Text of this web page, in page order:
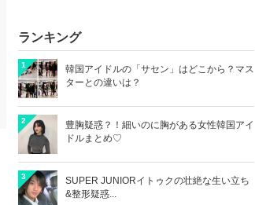
ランキング
1
韓国アイドルの「サセン」はどこから？マス
ターとの違いは？
2
豊胸疑惑？！細いのに胸がある女性韓国アイ
ドルまとめ♡
3
SUPER JUNIORイトゥクの壮絶な生い立ち
&整形疑惑...